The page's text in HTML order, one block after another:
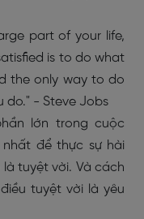
part of your life,
is to do what
the only way to do
do." - Steve Jobs
lớn trong cuộc
để thực sự hài
tuyệt vời. Và cách
tuyệt vời là yêu